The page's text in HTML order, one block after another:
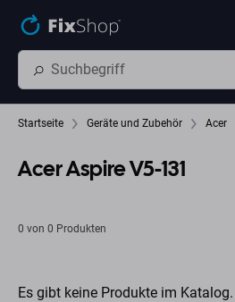
Startseite Geräte und Zubehör Acer
Acer Aspire V5-131
0 von 0 Produkten
Es gibt keine Produkte im Katalog.